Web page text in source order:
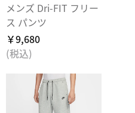
メンズ Dri-FIT フリー
ス パンツ
￥9,680
(税込)